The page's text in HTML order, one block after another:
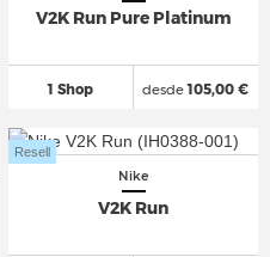
V2K Run Pure Platinum
1 Shop desde105,00 €
Nike
V2K Run
Resell